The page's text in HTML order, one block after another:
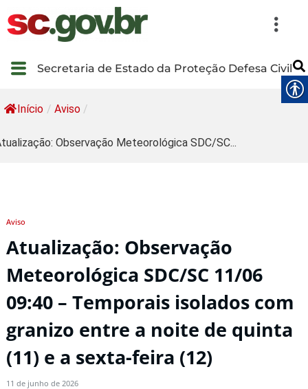
Secretaria de Estado da Proteção Defesa Civil
Início / Aviso /
Observação Meteorológica SDC/SC...
Aviso
Atualização: Observação
Meteorológica SDC/SC 11/06
09:40 – Temporais isolados com
granizo entre a noite de quinta
(11) e a sexta-feira (12)
11 de junho de 2026